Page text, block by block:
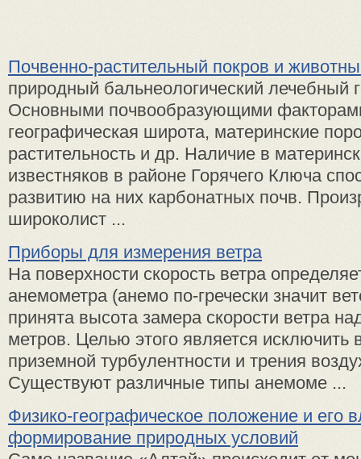
Почвенно-растительный покров и
природный бальнеологический лечебный
Основными почвообразующими
географическая широта, материнские
растительность и др. Наличие в
известняков в районе Горячего Ключа
развитию на них карбонатных почв.
широколист ...
Приборы для измерения ветра
На поверхности скорость ветра
анемометра (анемо по-гречески значит
принята высота замера скорости ветра
метров. Целью этого является исключить
приземной турбулентности и трения
Существуют различные типы анемоме ...
Физико-географическое положение и его
формирование природных условий